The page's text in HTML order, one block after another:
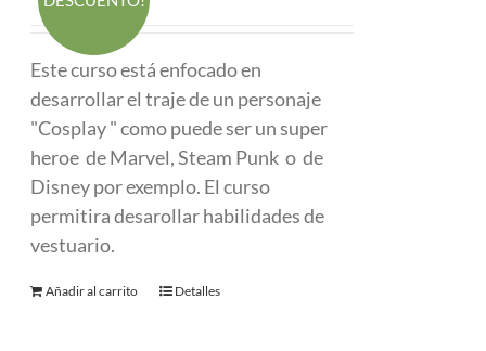
era:
480.00 €.290.00 €.
Este curso está enfocado en
desarrollar el traje de un personaje
"Cosplay " como puede ser un super
heroe de Marvel, Steam Punk o de
Disney por exemplo. El curso
permitira desarollar habilidades de
vestuario.
Añadir al carrito Detalles